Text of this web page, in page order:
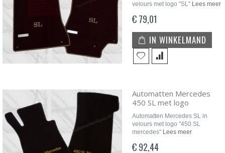
velours met logo "SL" Lees meer
€ 79,01
IN WINKELMAND
Automatten Mercedes
450 SL met logo
Automatten Mercedes SL in
velours met logo "450 SL
mercedes" Lees meer
€ 92,44